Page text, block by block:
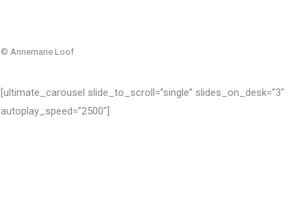
© Annemarie Loof
[ultimate_carousel slide_to_scroll=”single” slides_on_desk=”3″
autoplay_speed=”2500″]